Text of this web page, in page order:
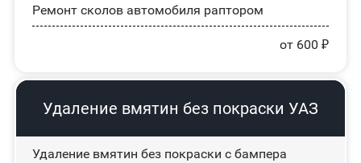
Ремонт сколов автомобиля раптором
от 600 ₽
Удаление вмятин без покраски УАЗ
Удаление вмятин без покраски с бампера